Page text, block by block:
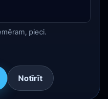
pieci.
Notīrīt